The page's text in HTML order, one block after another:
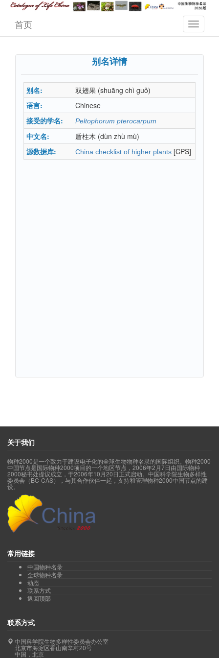
首页
别名详情
别名: 双翅果 (shuāng chì guǒ)
语言:
Chinese
接受的学名:
Peltophorum pterocarpum
中文名: 盾柱木 (dùn zhù mù)
源数据库:
China checklist of higher plants [CPS]
关于我们
物种2000是一个致力于建设电子化的全球生物物种名录的国际组织。物种2000
中国节点是国际物种2000项目的一个地区节点，2006年2月7日由国际物种
2000秘书处提议成立，于2006年10月20日正式启动。中国科学院生物多样性
委员会（BC-CAS），与其合作伙伴一起，支持和管理物种2000中国节点的建
设。
常用链接
中国物种名录
全球物种名录
动态
联系方式
返回顶部
联系方式
中国科学院生物多样性委员会办公室
北京市海淀区香山南辛村20号
中国，北京